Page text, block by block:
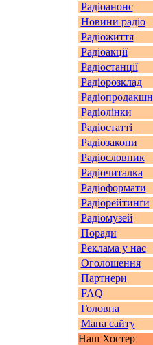
Радіоанонс
Новини радіо
Радіожиття
Радіоакції
Радіостанції
Радіорозклад
Радіопродакшн
Радіолінки
Радіостатті
Радіозакони
Радіословник
Радіочиталка
Радіоформати
Радіорейтинґи
Радіомузей
Поради
Реклама у нас
Оголошення
Партнери
FAQ
Головна
Мапа сайту
Наш Хостер